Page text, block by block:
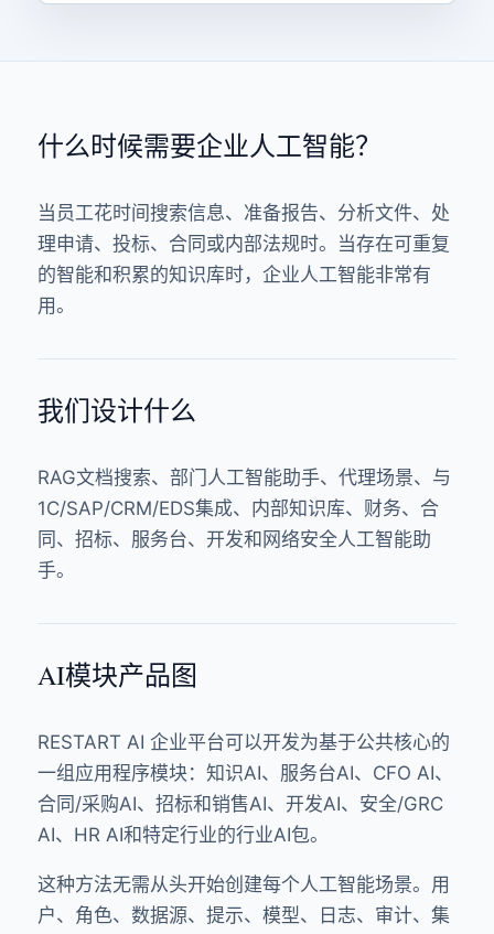
什么时候需要企业人工智能？
当员工花时间搜索信息、准备报告、分析文件、处
理申请、投标、合同或内部法规时。当存在可重复
的智能和积累的知识库时，企业人工智能非常有
用。
我们设计什么
RAG文档搜索、部门人工智能助手、代理场景、与
1C/SAP/CRM/EDS集成、内部知识库、财务、合
同、招标、服务台、开发和网络安全人工智能助
手。
AI模块产品图
RESTART AI 企业平台可以开发为基于公共核心的
一组应用程序模块：知识AI、服务台AI、CFO AI、
合同/采购AI、招标和销售AI、开发AI、安全/GRC
AI、HR AI和特定行业的行业AI包。
这种方法无需从头开始创建每个人工智能场景。用
户、角色、数据源、提示、模型、日志、审计、集